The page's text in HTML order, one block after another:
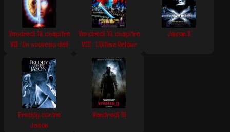
Vendredi 13, chapitre
VII : Un nouveau défi
Vendredi 13, chapitre
VIII : L’Ultime Retour
Jason X
Freddy contre
Jason
Vendredi 13